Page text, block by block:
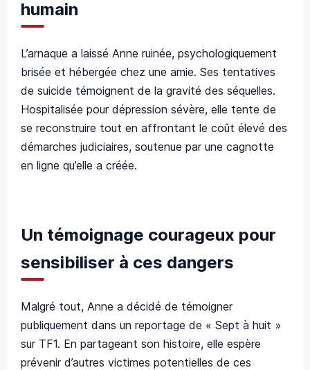
humain
L’arnaque a laissé Anne ruinée, psychologiquement
brisée et hébergée chez une amie. Ses tentatives
de suicide témoignent de la gravité des séquelles.
Hospitalisée pour dépression sévère, elle tente de
se reconstruire tout en affrontant le coût élevé des
démarches judiciaires, soutenue par une cagnotte
en ligne qu’elle a créée.
Un témoignage courageux pour
sensibiliser à ces dangers
Malgré tout, Anne a décidé de témoigner
publiquement dans un reportage de « Sept à huit »
sur TF1. En partageant son histoire, elle espère
prévenir d’autres victimes potentielles de ces